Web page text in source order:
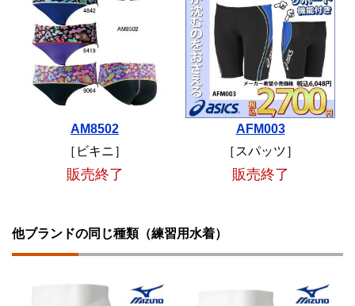
AM8502
［ビキニ］
販売終了
AFM003
［スパッツ］
販売終了
他ブランドの同じ種類（練習用水着）